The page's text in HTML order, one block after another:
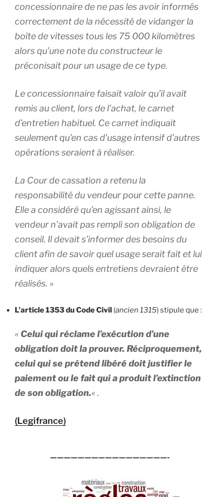
concessionnaire de ne pas les avoir informés
correctement de la nécessité de vidanger la
boîte de vitesses tous les 75 000 kilomètres
alors qu’une note du constructeur le
préconisait pour un usage de ce type.
Le concessionnaire faisait valoir qu’il avait
remis au client, lors de l’achat, le carnet
d’entretien habituel. Ce carnet indiquait
seulement qu’en cas d’usage intensif d’autres
opérations seraient à réaliser.
La Cour de cassation a retenu la
responsabilité du vendeur pour cette panne.
Elle a considéré qu’en agissant ainsi, le
vendeur n’avait pas rempli son obligation de
conseil. Il devait s’informer des besoins du
client afin de savoir quel usage serait fait et lui
indiquer alors quels entretiens devraient être
réalisés. »
L’article 1353 du Code Civil (ancien 1315) stipule que :
« Celui qui réclame l’exécution d’une
obligation doit la prouver. Réciproquement,
celui qui se prétend libéré doit justifier le
paiement ou le fait qui a produit l’extinction
de son obligation.« .
(Legifrance)
—————————————————-